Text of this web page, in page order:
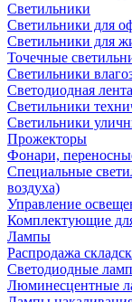
Светильники
Светильники для
Светильники для
Точечные
Светильники
Светодиодная
Светильники
Светильники
Прожекторы
Фонари,
Специальные
воздуха)
Управление
Комплектующие
Лампы
Распродажа
Светодиодные
Люминесцентные